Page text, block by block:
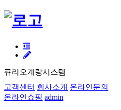
큐리오계량시스템
고객센터 회사소개 온라인문의
온라인쇼핑 admin